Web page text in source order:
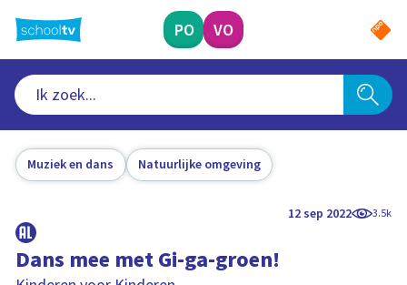
naar
hoofdinhoud
PO VO
Muziek en dans Natuurlijke omgeving
12 sep 2022 3.5k
Dans mee met Gi-ga-groen!